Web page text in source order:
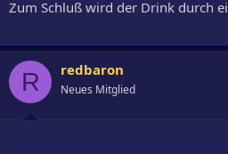
Zum Schluß wird der Drink durch
R redbaron
Neues Mitglied